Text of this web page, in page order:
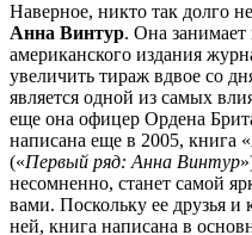
Наверное, никто так долго
Анна Винтур. Она занимает
американского издания
увеличить тираж вдвое со
является одной из самых
еще она офицер Ордена
написана еще в 2005, книга «
(«Первый ряд: Анна Винтур
несомненно, станет самой
вами. Поскольку ее друзья и
ней, книга написана в